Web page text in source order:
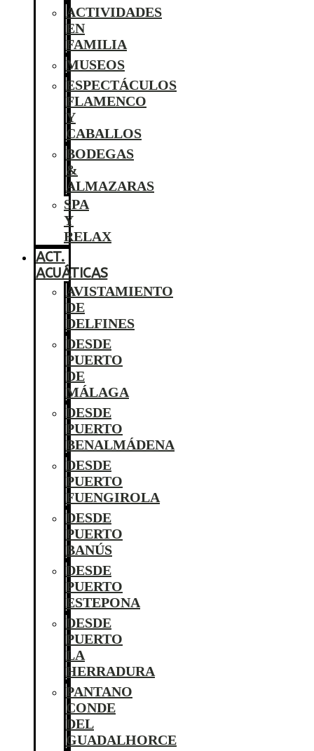
ACTIVIDADES
EN
FAMILIA
MUSEOS
ESPECTÁCULOS
FLAMENCO
Y
CABALLOS
BODEGAS
&
ALMAZARAS
SPA
Y
RELAX
ACT.
ACUÁTICAS
AVISTAMIENTO
DE
DELFINES
DESDE
PUERTO
DE
MÁLAGA
DESDE
PUERTO
BENALMÁDENA
DESDE
PUERTO
FUENGIROLA
DESDE
PUERTO
BANÚS
DESDE
PUERTO
ESTEPONA
DESDE
PUERTO
LA
HERRADURA
PANTANO
CONDE
DEL
GUADALHORCE